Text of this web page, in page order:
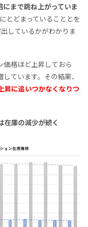
まで跳ね上がっていま
とどまっていることとを
しているかがわかりま
価格ほど上昇しておら
ています。その結果、
昇に追いつかなくなりつ
在庫の減少が続く